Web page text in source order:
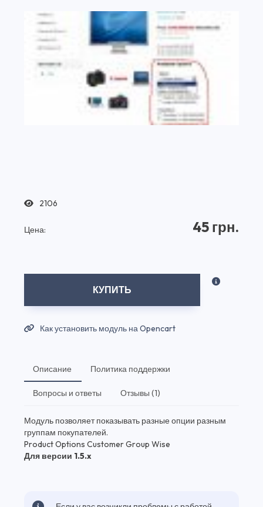
2106
Цена: 45 грн.
КУПИТЬ
Как установить модуль на Opencart
Описание Политика поддержки
Вопросы и ответы Отзывы (1)
Модуль позволяет показывать разные опции разным
группам покупателей.
Product Options Customer Group Wise
Для версии 1.5.x